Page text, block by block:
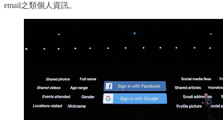
email之類個人資訊。